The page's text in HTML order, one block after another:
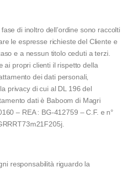
di inoltro dell’ordine sono raccolti
le espresse richieste del Cliente e
e a nessun titolo ceduti a terzi.
ai propri clienti il rispetto della
dei dati personali,
privacy di cui al DL 196 del
dati è Baboom di Magri
– REA : BG-412759 – C.F. e n°
responsabilità riguardo la